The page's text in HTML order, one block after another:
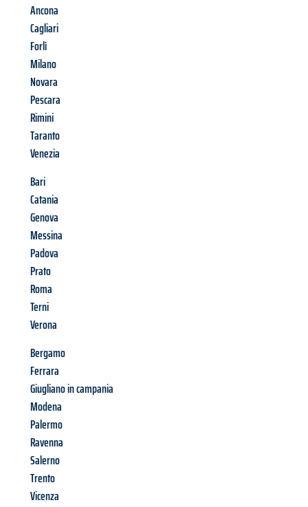
Ancona
Cagliari
Forlì
Milano
Novara
Pescara
Rimini
Taranto
Venezia
Bari
Catania
Genova
Messina
Padova
Prato
Roma
Terni
Verona
Bergamo
Ferrara
Giugliano in campania
Modena
Palermo
Ravenna
Salerno
Trento
Vicenza